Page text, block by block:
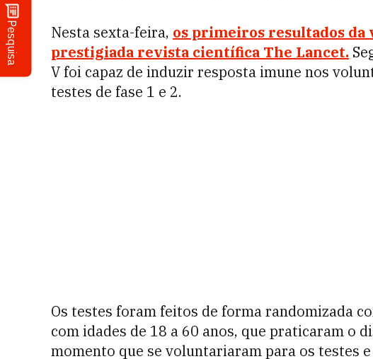
Pesquisa Nesta sexta-feira, os primeiros resultados da
prestigiada revista científica The Lancet.
V foi capaz de induzir resposta imune nos
testes de fase 1 e 2.
Os testes foram feitos de forma randomizada
com idades de 18 a 60 anos, que praticaram o
momento que se voluntariaram para os testes